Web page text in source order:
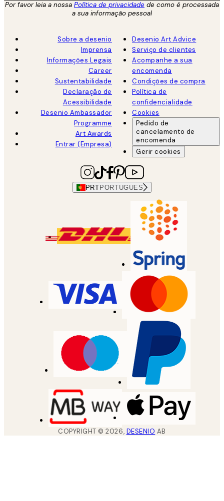
Por favor leia a nossa Política de privacidade de como é processada
a sua informação pessoal
Sobre a desenio
Imprensa
Informações Legais
Career
Sustentabilidade
Declaração de
Acessibilidade
Desenio Ambassador
Programme
Art Awards
Entrar (Empresa)
Desenio Art Advice
Serviço de clientes
Acompanhe a sua
encomenda
Condições de compra
Política de
confidencialidade
Cookies
Pedido de
cancelamento de
encomenda
Gerir cookies
PRT PORTUGUES
COPYRIGHT ©2026, DESENIO AB